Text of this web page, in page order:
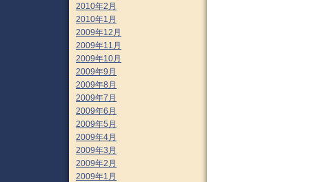
2010年2月
2010年1月
2009年12月
2009年11月
2009年10月
2009年9月
2009年8月
2009年7月
2009年6月
2009年5月
2009年4月
2009年3月
2009年2月
2009年1月